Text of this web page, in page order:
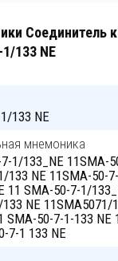
Соединитель
133 NE
133 NE
мнемоника
1/133_NE 11SMA-
133 NE 11SMA-50-
11 SMA-50-7-1/
NE 11SMA5071/
SMA-50-7-1-133 NE
7-1 133 NE